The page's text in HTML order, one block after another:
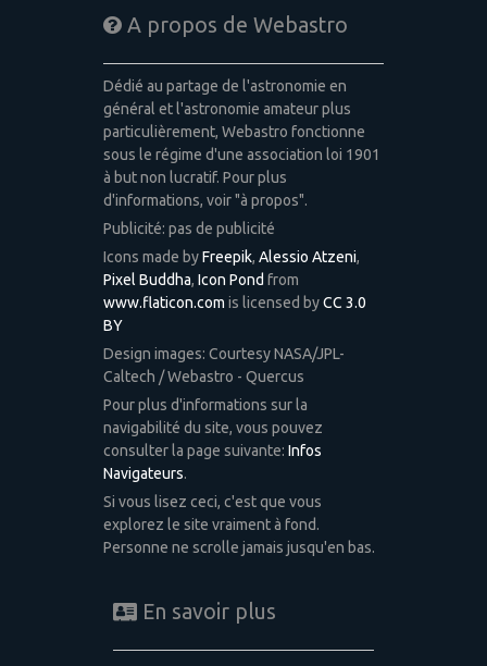
A propos de Webastro
Dédié au partage de l'astronomie en
général et l'astronomie amateur plus
particulièrement, Webastro fonctionne
sous le régime d'une association loi 1901
à but non lucratif. Pour plus
d'informations, voir "à propos".
Publicité: pas de publicité
Icons made byFreepik, Alessio Atzeni,
Pixel Buddha, Icon Pond from
www.flaticon.com is licensed byCC 3.0
BY
Design images: Courtesy NASA/JPL-
Caltech / Webastro - Quercus
Pour plus d'informations sur la
navigabilité du site, vous pouvez
consulter la page suivante: Infos
Navigateurs.
Si vous lisez ceci, c'est que vous
explorez le site vraiment à fond.
Personne ne scrolle jamais jusqu'en bas.
En savoir plus